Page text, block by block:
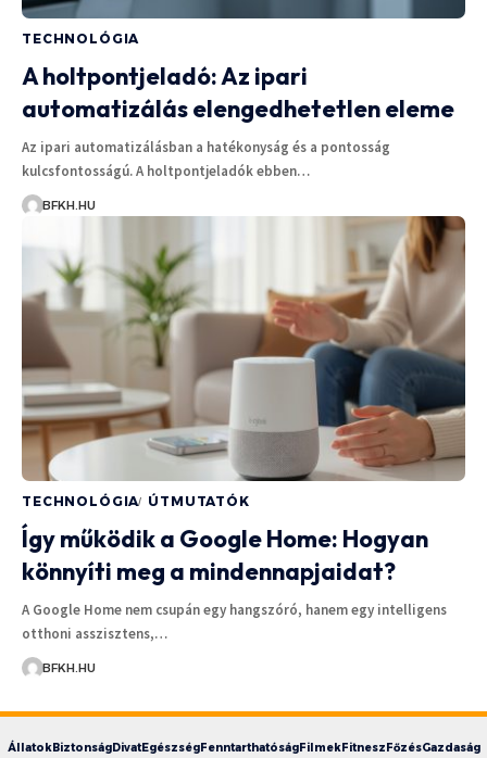
TECHNOLÓGIA
A holtpontjeladó: Az ipari
automatizálás elengedhetetlen eleme
Az ipari automatizálásban a hatékonyság és a pontosság
kulcsfontosságú. A holtpontjeladók ebben…
BFKH.HU
TECHNOLÓGIA ÚTMUTATÓK
Így működik a Google Home: Hogyan
könnyíti meg a mindennapjaidat?
A Google Home nem csupán egy hangszóró, hanem egy intelligens
otthoni asszisztens,…
BFKH.HU
ÁllatokBiztonságDivatEgészségFenntarthatóságFilmekFitnesz FőzésGazdaság